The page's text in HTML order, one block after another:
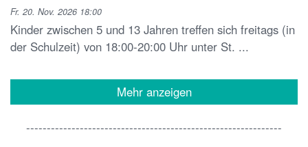
Fr. 20. Nov. 2026 18:00
Kinder zwischen 5 und 13 Jahren treffen sich freitags (in
der Schulzeit) von 18:00-20:00 Uhr unter St. ...
Mehr anzeigen
--------------------------------------------------------------